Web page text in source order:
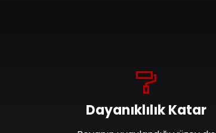
Dayanıklılık Katar